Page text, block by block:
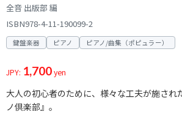
全音 出版部 編
ISBN978-4-11-190099-2
鍵盤楽器 ピアノ ピアノ/曲集（ポピュラー）
JPY: 1,700yen
大人の初心者のために、様々な工夫が施され
ノ倶楽部』。